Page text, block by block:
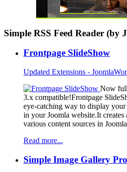
Simple RSS Feed Reader (by
Frontpage SlideShow
Updated Extensions -
Now
3.x compatible!Frontpage
eye-catching way to display
in your Joomla website.It
various content sources in
Read more...
Simple Image Gallery Pro